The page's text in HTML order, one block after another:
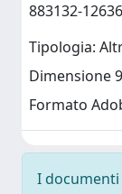
883132-
Tipologia:
Dimensione
Formato
I documenti